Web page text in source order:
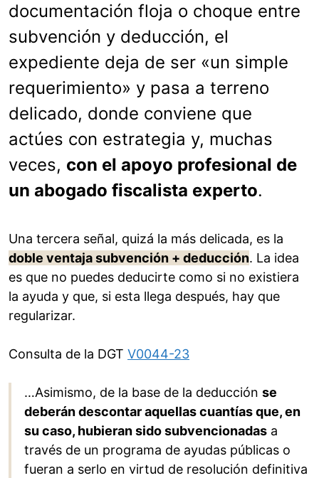
documentación floja o choque entre
subvención y deducción, el
expediente deja de ser «un simple
requerimiento» y pasa a terreno
delicado, donde conviene que
actúes con estrategia y, muchas
veces, con el apoyo profesional de
un abogado fiscalista experto.
Una tercera señal, quizá la más delicada, es la
doble ventaja subvención + deducción. La idea
es que no puedes deducirte como si no existiera
la ayuda y que, si esta llega después, hay que
regularizar.
Consulta de la DGT V0044-23
…Asimismo, de la base de la deducción se
deberán descontar aquellas cuantías que, en
su caso, hubieran sido subvencionadas a
través de un programa de ayudas públicas o
fueran a serlo en virtud de resolución definitiva